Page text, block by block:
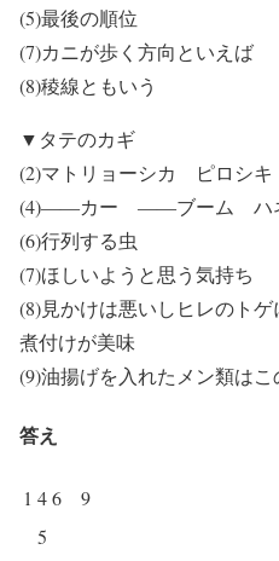
(5)最後の順位
(7)カニが歩く方向といえば
(8)稜線ともいう
▼タテのカギ
(2)マトリョーシカ ピロシ
(4)――カー ――ブーム ハ
(6)行列する虫
(7)ほしいようと思う気持ち
(8)見かけは悪いしヒレのト
煮付けが美味
(9)油揚げを入れたメン類は
答え
1 46
9
5